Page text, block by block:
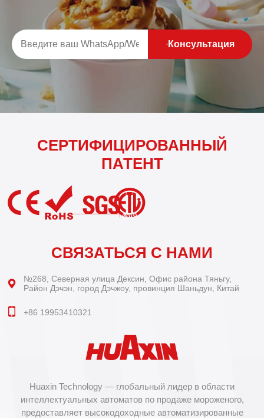
Консультация
Huaxin Technology — глобальный лидер в области
интеллектуальных автоматов по продаже мороженого,
предоставляет высокодоходные автоматизированные
СЕРТИФИЦИРОВАННЫЙ
ПАТЕНТ
СВЯЗАТЬСЯ С НАМИ
№268, Северная улица Дексин, Офис района Тяньгу,
Район Дэчэн, город Дэчжоу, провинция Шаньдун, Китай
+86 19953410321